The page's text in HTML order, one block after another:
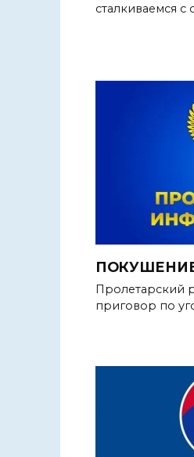
сталкиваемся
Пролетарский
приговор по